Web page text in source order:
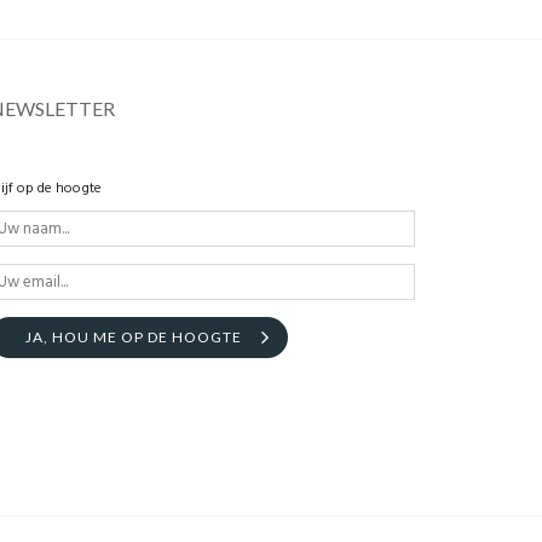
op de hoogte
JA, HOU ME OP DE HOOGTE